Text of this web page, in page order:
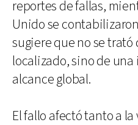
reportes de fallas,
Unido se
sugiere que no se
localizado, sino de
alcance global.
El fallo afectó tanto a